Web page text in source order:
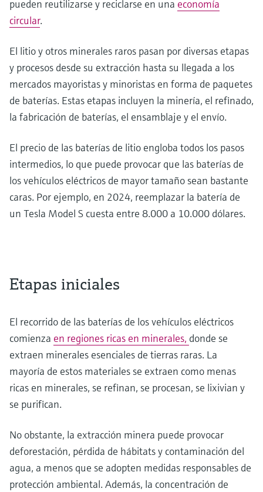
pueden reutilizarse y reciclarse en una economía
circular.
El litio y otros minerales raros pasan por diversas etapas
y procesos desde su extracción hasta su llegada a los
mercados mayoristas y minoristas en forma de paquetes
de baterías. Estas etapas incluyen la minería, el refinado,
la fabricación de baterías, el ensamblaje y el envío.
El precio de las baterías de litio engloba todos los pasos
intermedios, lo que puede provocar que las baterías de
los vehículos eléctricos de mayor tamaño sean bastante
caras. Por ejemplo, en 2024, reemplazar la batería de
un Tesla Model S cuesta entre 8.000 a 10.000 dólares.
Etapas iniciales
El recorrido de las baterías de los vehículos eléctricos
comienza en regiones ricas en minerales, donde se
extraen minerales esenciales de tierras raras. La
mayoría de estos materiales se extraen como menas
ricas en minerales, se refinan, se procesan, se lixivian y
se purifican.
No obstante, la extracción minera puede provocar
deforestación, pérdida de hábitats y contaminación del
agua, a menos que se adopten medidas responsables de
protección ambiental. Además, la concentración de